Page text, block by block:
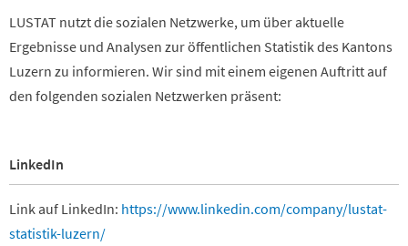
LUSTAT nutzt die sozialen Netzwerke, um über aktuelle
Ergebnisse und Analysen zur öffentlichen Statistik des Kantons
Luzern zu informieren. Wir sind mit einem eigenen Auftritt auf
den folgenden sozialen Netzwerken präsent:
LinkedIn
Link auf LinkedIn: https://www.linkedin.com/company/lustat-
statistik-luzern/